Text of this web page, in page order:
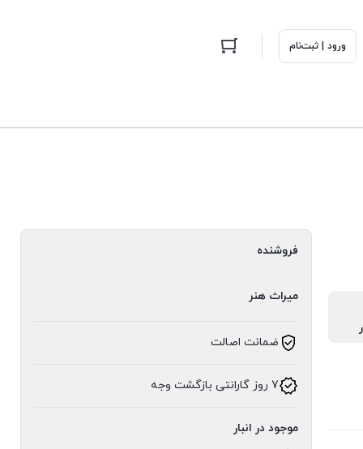
ورود | ثبت‌نام
فروشنده
میراث هنر
ضمانت اصالت
7 روز گارانتی بازگشت وجه
موجود در انبار